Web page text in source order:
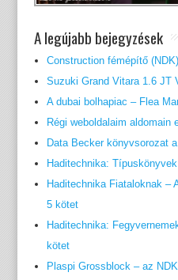
A legújabb bejegyzések
Construction fémépítő
Suzuki Grand Vitara 1.6 JT
A dubai bolhapiac – Flea
Régi weboldalaim aldomain
Data Becker könyvsorozat
Haditechnika:
Haditechnika Fiataloknak –
5 kötet
Haditechnika:
kötet
Plaspi Grossblock – az